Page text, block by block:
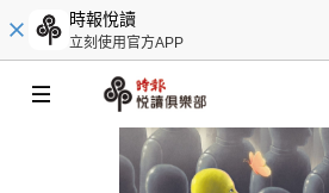
時報悅讀
立刻使用官方APP